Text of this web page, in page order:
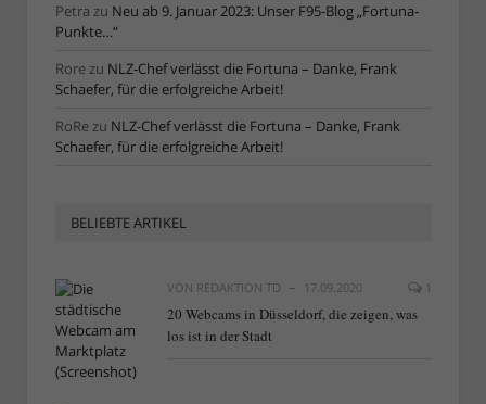
Petra zu Neu ab 9. Januar 2023: Unser F95-Blog „Fortuna-
Punkte…“
Rorezu NLZ-Chef verlässt die Fortuna – Danke, Frank
Schaefer, für die erfolgreiche Arbeit!
RoRezu NLZ-Chef verlässt die Fortuna – Danke, Frank
Schaefer, für die erfolgreiche Arbeit!
BELIEBTE ARTIKEL
VON REDAKTION TD 17.09.2020 1
20 Webcams in Düsseldorf, die zeigen, was
los ist in der Stadt